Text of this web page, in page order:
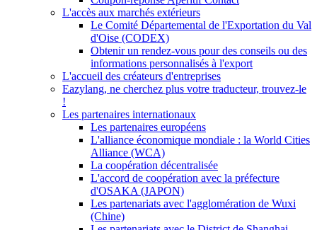
L'accès aux marchés extérieurs
Le Comité Départemental de l'Exportation du Val
d'Oise (CODEX)
Obtenir un rendez-vous pour des conseils ou des
informations personnalisés à l'export
L'accueil des créateurs d'entreprises
Eazylang, ne cherchez plus votre traducteur, trouvez-le
!
Les partenaires internationaux
Les partenaires européens
L'alliance économique mondiale : la World Cities
Alliance (WCA)
La coopération décentralisée
L'accord de coopération avec la préfecture
d'OSAKA (JAPON)
Les partenariats avec l'agglomération de Wuxi
(Chine)